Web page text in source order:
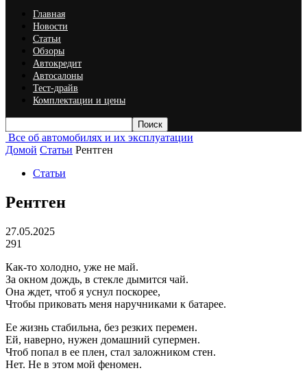
Главная
Новости
Статьи
Обзоры
Автокредит
Автосалоны
Тест-драйв
Комплектации и цены
Все об автомобилях и их эксплуатации
Домой Статьи Рентген
Статьи
Рентген
27.05.2025
291
Как-то холодно, уже не май.
За окном дождь, в стекле дымится чай.
Она ждет, чтоб я уснул поскорее,
Чтобы приковать меня наручниками к батарее.
Ее жизнь стабильна, без резких перемен.
Ей, наверно, нужен домашний супермен.
Чтоб попал в ее плен, стал заложником стен.
Нет. Не в этом мой феномен.